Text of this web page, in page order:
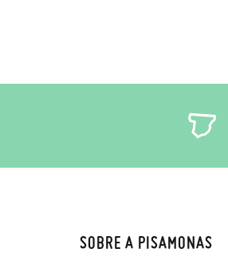
SOBRE A PISAMONAS